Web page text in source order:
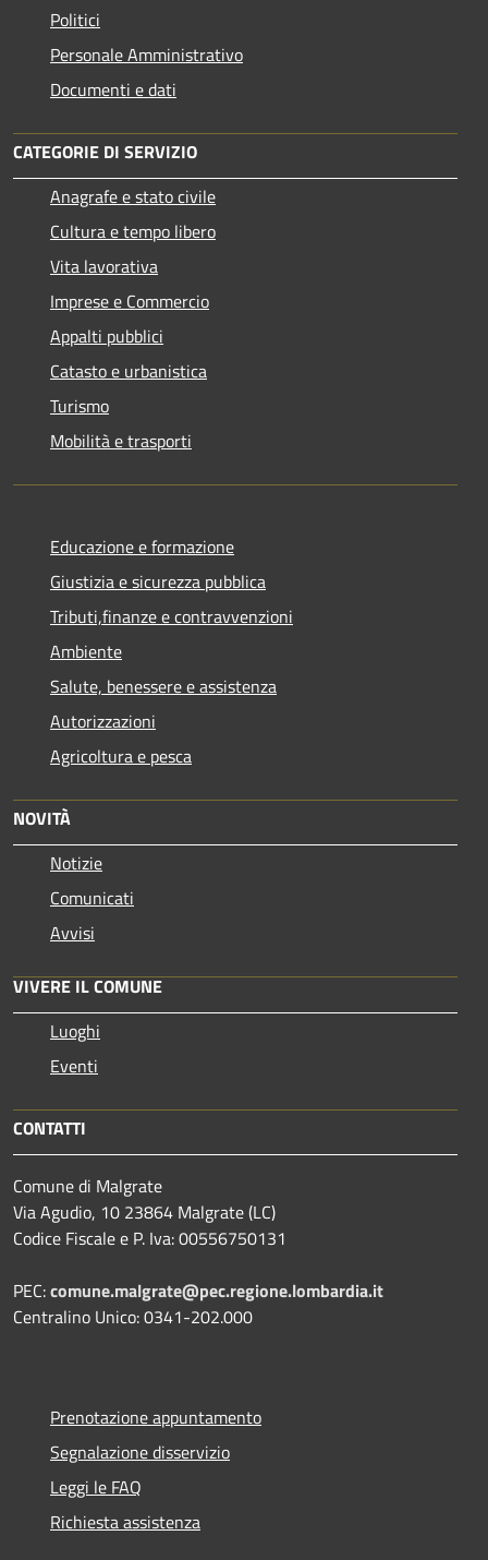
Politici
Personale Amministrativo
Documenti e dati
CATEGORIE DI SERVIZIO
Anagrafe e stato civile
Cultura e tempo libero
Vita lavorativa
Imprese e Commercio
Appalti pubblici
Catasto e urbanistica
Turismo
Mobilità e trasporti
Educazione e formazione
Giustizia e sicurezza pubblica
Tributi,finanze e contravvenzioni
Ambiente
Salute, benessere e assistenza
Autorizzazioni
Agricoltura e pesca
NOVITÀ
Notizie
Comunicati
Avvisi
VIVERE IL COMUNE
Luoghi
Eventi
CONTATTI
Comune di Malgrate
Via Agudio, 10 23864 Malgrate (LC)
Codice Fiscale e P. Iva: 00556750131
PEC:comune.malgrate@pec.regione.lombardia.it
Centralino Unico: 0341-202.000
Prenotazione appuntamento
Segnalazione disservizio
Leggi le FAQ
Richiesta assistenza